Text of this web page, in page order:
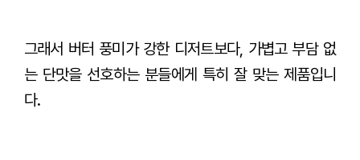
그래서 버터 풍미가 강한 디저트보다, 가볍고 부담 없
는 단맛을 선호하는 분들에게 특히 잘 맞는 제품입니
다.